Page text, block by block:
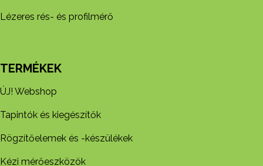
Lézeres rés- és profilmérő
TERMÉKEK
ÚJ! Webshop
Tapintók és kiegészítők
Rögzítőelemek és -készül​ékek
Kézi mérőeszközök